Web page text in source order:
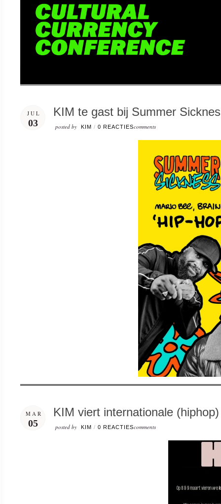
JUL
03
KIM te gast bij Summer
posted by KIM / 0 REACTIEScomments
MAR
05
KIM viert internationale
posted by KIM / 0 REACTIEScomments